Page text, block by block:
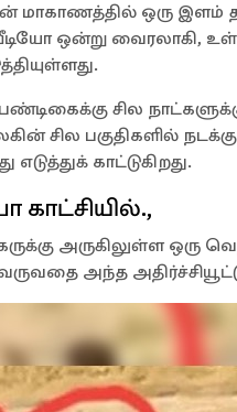
மாகாணத்தில் ஒரு இளம்
ஒன்று வைரலாகி,
சில
சில பகுதிகளில்
காட்டுகிறது.
காட்சியில்.,
அருகிலுள்ள ஒரு
அந்த